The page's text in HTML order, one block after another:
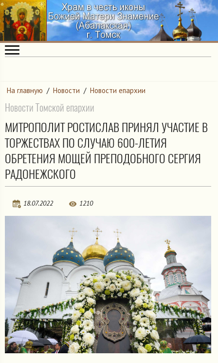
На главную / Новости / Новости епархии
Новости Томской епархии
МИТРОПОЛИТ РОСТИСЛАВ ПРИНЯЛ УЧАСТИЕ В
ТОРЖЕСТВАХ ПО СЛУЧАЮ 600-ЛЕТИЯ
ОБРЕТЕНИЯ МОЩЕЙ ПРЕПОДОБНОГО СЕРГИЯ
РАДОНЕЖСКОГО
18.07.2022 1210